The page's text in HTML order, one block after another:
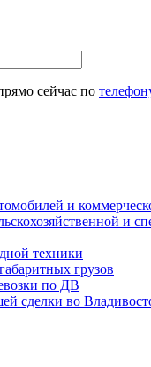
сейчас по
и
и
техники
грузов
по ДВ
сделки во